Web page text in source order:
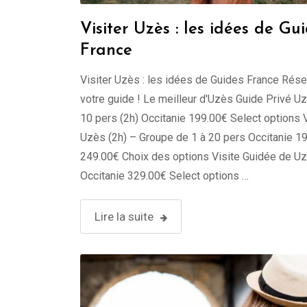
Visiter Uzès : les idées de
France
Visiter Uzès : les idées de Guides France
votre guide ! Le meilleur d'Uzès Guide Privé
10 pers (2h) Occitanie 199.00€ Select options
Uzès (2h) – Groupe de 1 à 20 pers Occitanie
249.00€ Choix des options Visite Guidée de
Occitanie 329.00€ Select options …
Lire la suite